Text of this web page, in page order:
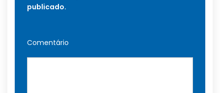
publicado.
Comentário